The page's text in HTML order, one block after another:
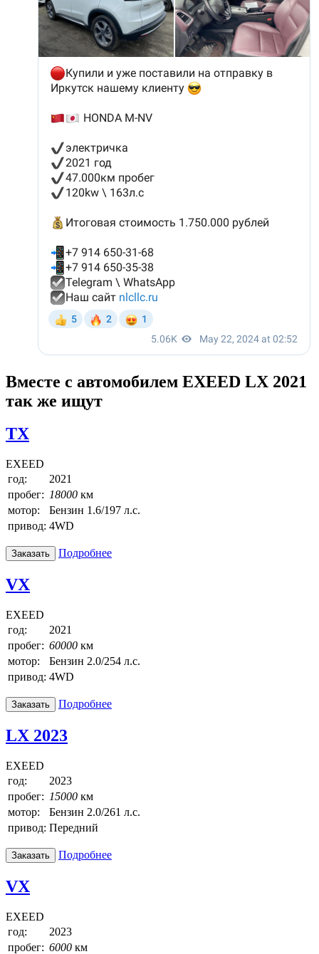
Вместе с автомобилем EXEED LX 2021
так же ищут
TX
EXEED
год:
2021
пробег: 18000 км
мотор:
Бензин 1.6/197 л.с.
привод: 4WD
Заказать Подробнее
VX
EXEED
год:
2021
пробег: 60000 км
мотор:
Бензин 2.0/254 л.с.
привод: 4WD
Заказать Подробнее
LX 2023
EXEED
год:
2023
пробег: 15000 км
мотор:
Бензин 2.0/261 л.с.
привод: Передний
Заказать Подробнее
VX
EXEED
год:
2023
пробег: 6000 км